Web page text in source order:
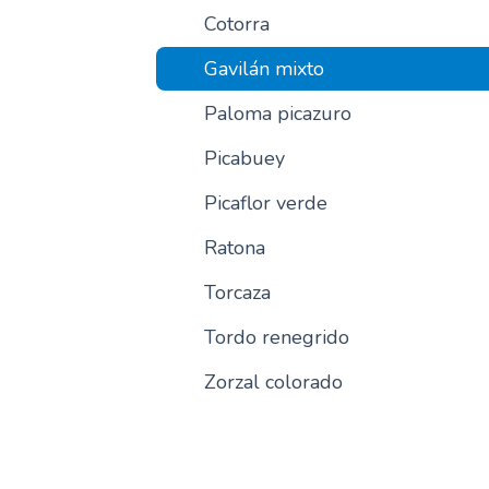
Cotorra
Gavilán mixto
Paloma picazuro
Picabuey
Picaflor verde
Ratona
Torcaza
Tordo renegrido
Zorzal colorado